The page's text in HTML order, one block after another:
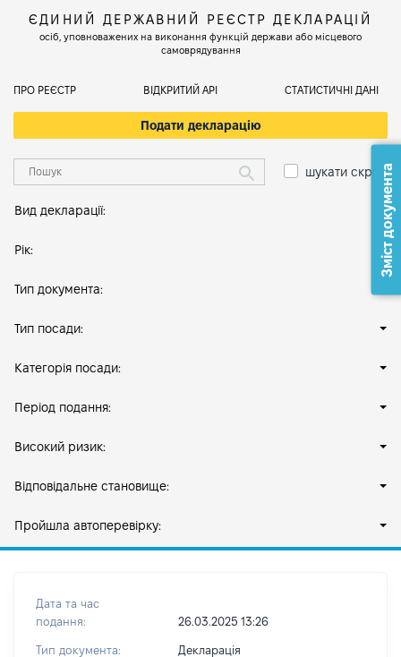
ЄДИНИЙ ДЕРЖАВНИЙ РЕЄСТР ДЕКЛАРАЦІЙ
осіб, уповноважених на виконання функцій держави або місцевого
самоврядування
ПРО РЕЄСТР ВІДКРИТИЙ АРІ СТАТИСТИЧНІ ДАНІ
Подати декларацію
шукати скрізь
Вид декларації:
Рік:
Тип документа:
Тип посади:
Категорія посади:
Період подання:
Високий ризик:
Відповідальне становище:
Пройшла автоперевірку:
Дата та час
подання:
26.03.2025 13:26
Тип документа: Декларація
Зміст документа